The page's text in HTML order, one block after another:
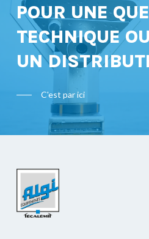
POUR UNE
TECHNIQUE
UN
C'est par ici